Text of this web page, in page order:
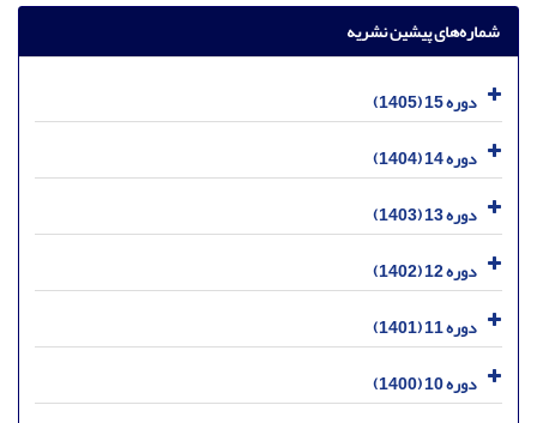
شماره‌های پیشین نشریه
دوره 15 (1405)
دوره 14 (1404)
دوره 13 (1403)
دوره 12 (1402)
دوره 11 (1401)
دوره 10 (1400)